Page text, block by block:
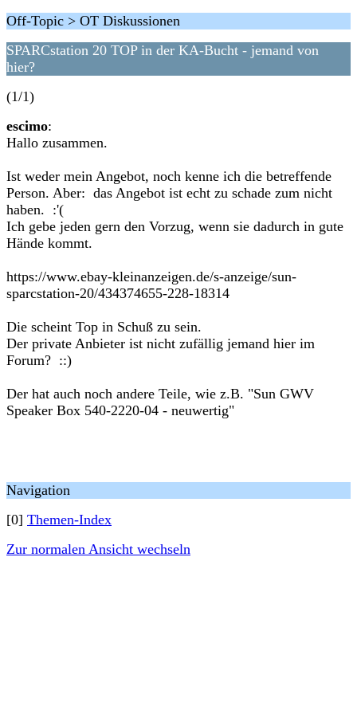
Off-Topic > OT Diskussionen
SPARCstation 20 TOP in der KA-Bucht - jemand von
hier?
(1/1)
escimo:
Hallo zusammen.
Ist weder mein Angebot, noch kenne ich die betreffende
Person. Aber: das Angebot ist echt zu schade zum nicht
haben. :'(
Ich gebe jeden gern den Vorzug, wenn sie dadurch in gute
Hände kommt.
https://www.ebay-kleinanzeigen.de/s-anzeige/sun-
sparcstation-20/434374655-228-18314
Die scheint Top in Schuß zu sein.
Der private Anbieter ist nicht zufällig jemand hier im
Forum? ::)
Der hat auch noch andere Teile, wie z.B. "Sun GWV
Speaker Box 540-2220-04 - neuwertig"
Navigation
[0] Themen-Index
Zur normalen Ansicht wechseln